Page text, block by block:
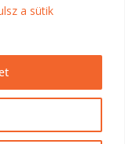
a sütik